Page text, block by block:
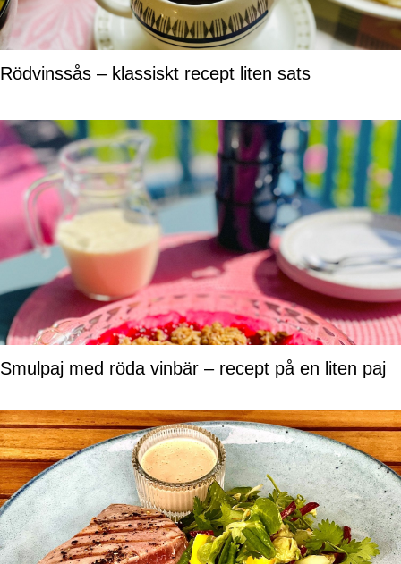
Rödvinssås – klassiskt recept liten sats
Smulpaj med röda vinbär – recept på en liten paj